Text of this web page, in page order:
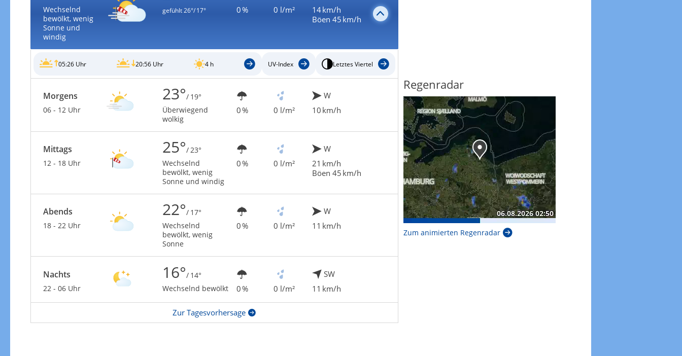
Wechselnd
bewölkt, wenig
Sonne und
windig
gefühlt26°/ 17° 0 % 0 l/m²
14 km/h
Böen 45 km/h
05:26 Uhr 20:56 Uhr 4 h UV-Index Letztes Viertel
Morgens
06 - 12 Uhr
23°/ 19°
Überwiegend
wolkig
0 % 0 l/m²
W
10 km/h
Mittags
12 - 18 Uhr
25°/ 23°
Wechselnd
bewölkt, wenig
Sonne und windig
0 % 0 l/m²
W
21 km/h
Böen 45 km/h
Abends
18 - 22 Uhr
22°/ 17°
Wechselnd
bewölkt, wenig
Sonne
0 % 0 l/m²
W
11 km/h
Nachts
22 - 06 Uhr
16°/ 14°
Wechselnd bewölkt
0 % 0 l/m²
SW
11 km/h
Zur Tagesvorhersage
Regenradar
Zum animierten Regenradar